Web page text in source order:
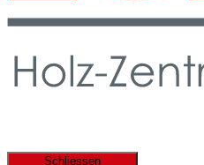
Schliessen